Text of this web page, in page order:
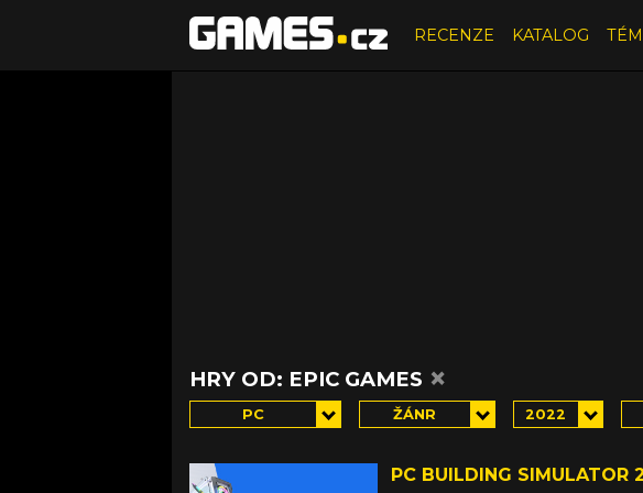
RECENZE KATALOG
HRY OD: EPIC GAMES ×
PC ŽÁNR 2022
PC BUILDING SIMULATOR 2